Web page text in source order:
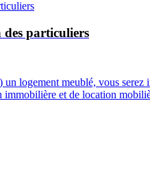
particuliers
logement meublé, vous
et de location